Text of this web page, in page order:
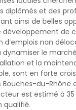
diplômés et des
ainsi de belles
développement de
non
le
et la
sont en forte
du-Rhône
est estimé à
qualifié.